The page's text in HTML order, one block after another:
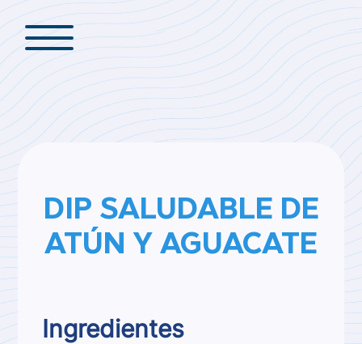
DIP SALUDABLE DE
ATÚN Y AGUACATE
Ingredientes